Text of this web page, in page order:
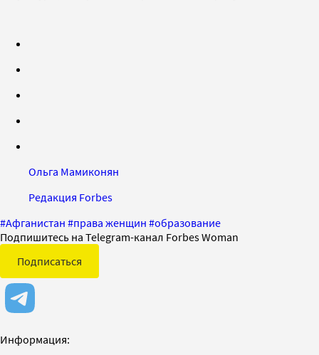
Ольга Мамиконян
Редакция Forbes
#Афганистан #права женщин #образование
Подпишитесь на Telegram-канал Forbes Woman
Подписаться
Информация: